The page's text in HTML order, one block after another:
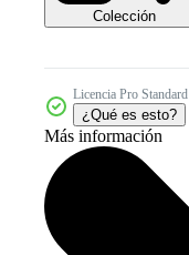
Colección
Licencia Pro Standard
¿Qué es esto?
Más información